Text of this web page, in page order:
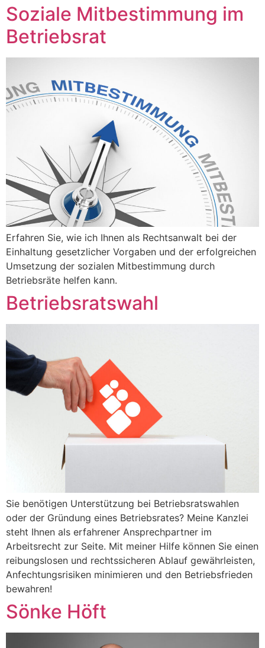
Soziale Mitbestimmung im
Betriebsrat
Erfahren Sie, wie ich Ihnen als Rechtsanwalt bei der
Einhaltung gesetzlicher Vorgaben und der erfolgreichen
Umsetzung der sozialen Mitbestimmung durch
Betriebsräte helfen kann.
Betriebsratswahl
Sie benötigen Unterstützung bei Betriebsratswahlen
oder der Gründung eines Betriebsrates? Meine Kanzlei
steht Ihnen als erfahrener Ansprechpartner im
Arbeitsrecht zur Seite. Mit meiner Hilfe können Sie einen
reibungslosen und rechtssicheren Ablauf gewährleisten,
Anfechtungsrisiken minimieren und den Betriebsfrieden
bewahren!
Sönke Höft